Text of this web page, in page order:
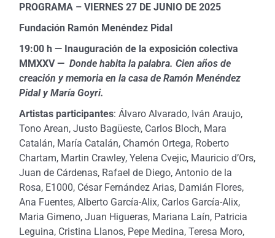
PROGRAMA – VIERNES 27 DE JUNIO DE 2025
Fundación Ramón Menéndez Pidal
19:00 h — Inauguración de la exposición colectiva
MMXXV — Donde habita la palabra. Cien años de
creación y memoria en la casa de Ramón Menéndez
Pidal y María Goyri.
Artistas participantes: Álvaro Alvarado, Iván Araujo,
Tono Arean, Justo Bagüeste, Carlos Bloch, Mara
Catalán, María Catalán, Chamón Ortega, Roberto
Chartam, Martin Crawley, Yelena Cvejic, Mauricio d’Ors,
Juan de Cárdenas, Rafael de Diego, Antonio de la
Rosa, E1000, César Fernández Arias, Damián Flores,
Ana Fuentes, Alberto García-Alix, Carlos García-Alix,
Maria Gimeno, Juan Higueras, Mariana Laín, Patricia
Leguina, Cristina Llanos, Pepe Medina, Teresa Moro,